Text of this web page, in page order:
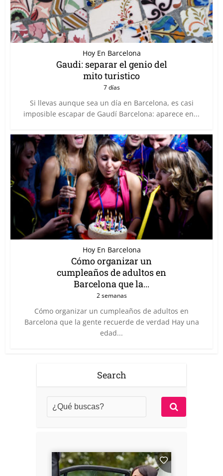
Hoy En Barcelona
Gaudi: separar el genio del
mito turistico
7 días
Si llevas aunque sea un día en Barcelona, es casi
imposible escapar de Gaudí Barcelona: aparece en...
Hoy En Barcelona
Cómo organizar un
cumpleaños de adultos en
Barcelona que la...
2 semanas
Cómo organizar un cumpleaños de adultos en
Barcelona que la gente recuerde de verdad Hay una
edad...
Search